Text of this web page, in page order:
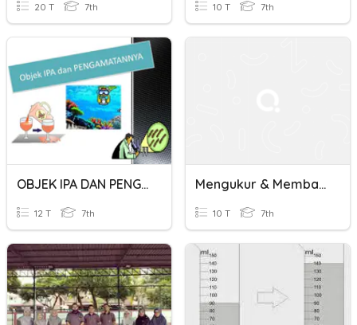
20 T 7th 10 T 7th
OBJEK IPA DAN PENGAMATANNYA
12 T 7th
Mengukur & Membanding Ukuran
10 T 7th